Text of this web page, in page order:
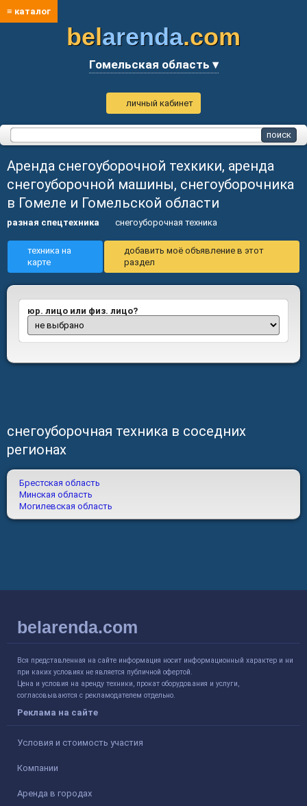
≡ каталог
belarenda.com
Гомельская область ▾
личный кабинет
Аренда снегоуборочной техкики, аренда
снегоуборочной машины, снегоуборочника
в Гомеле и Гомельской области
разная спецтехника снегоуборочная техника
техника на
карте
добавить моё объявление в этот
раздел
юр. лицо или физ. лицо?
снегоуборочная техника в соседних
регионах
Брестская область
Минская область
Могилевская область
belarenda.com
Вся представленная на сайте информация носит информационный характер и ни
при каких условиях не является публичной офертой.
Цена и условия на аренду техники, прокат оборудования и услуги,
согласовываются с рекламодателем отдельно.
Реклама на сайте
Условия и стоимость участия
Компании
Аренда в городах